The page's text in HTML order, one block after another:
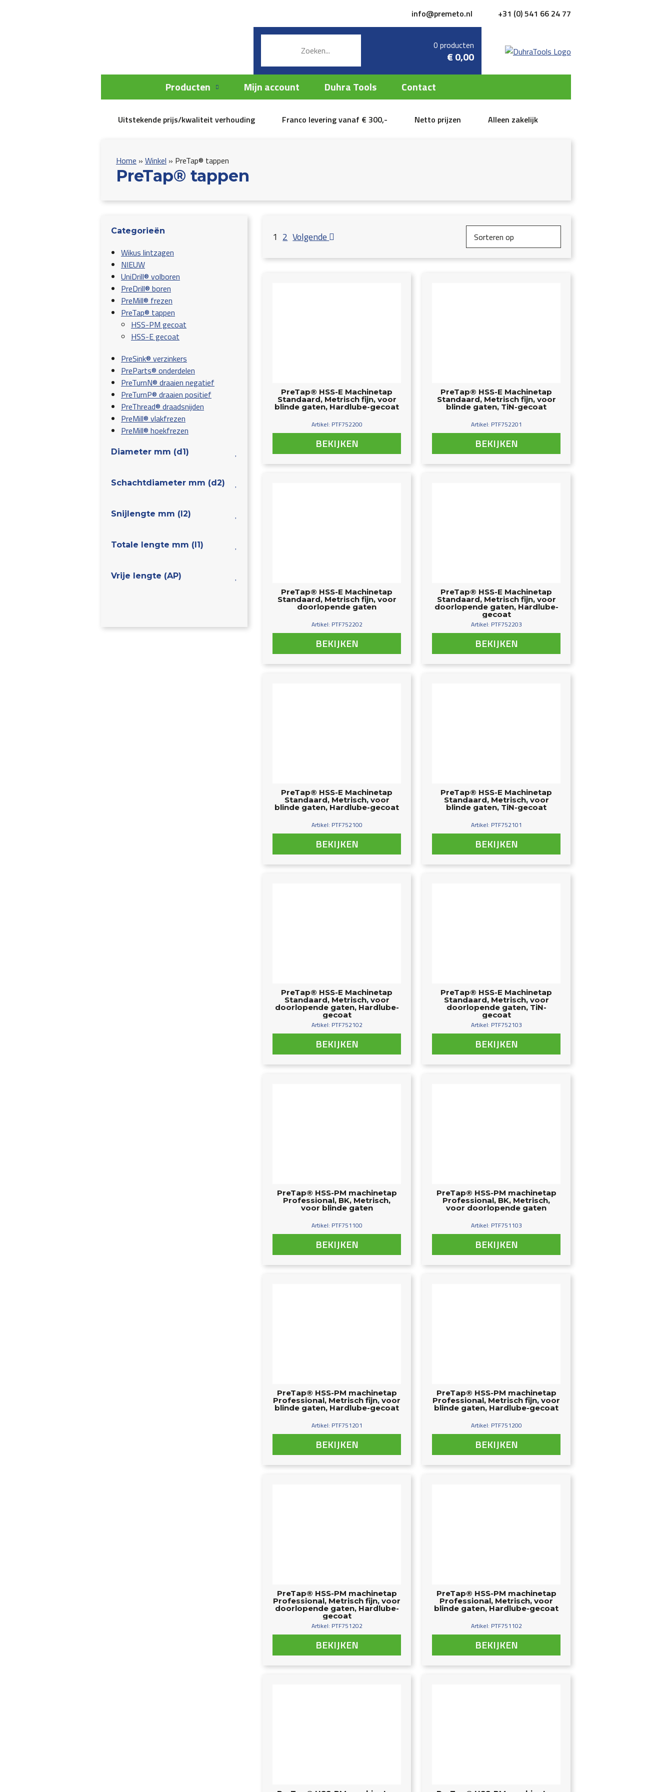
info@premeto.nl +31 (0) 541 66 24 77
0 producten
€0,00
Producten
Mijn account Duhra Tools Contact
Uitstekende prijs/kwaliteit verhouding Franco levering vanaf € 300,- Netto prijzen Alleen zakelijk
Home » Winkel » PreTap® tappen
PreTap® tappen
Categorieën
Wikus lintzagen
NIEUW
UniDrill® volboren
PreDrill® boren
PreMill® frezen
PreTap® tappen
HSS-PM gecoat
HSS-E gecoat
PreSink® verzinkers
PreParts® onderdelen
PreTurnN® draaien negatief
PreTurnP® draaien positief
PreThread® draadsnijden
PreMill® vlakfrezen
PreMill® hoekfrezen
Diameter mm (d1)
Schachtdiameter mm (d2)
Snijlengte mm (l2)
Totale lengte mm (l1)
Vrije lengte (AP)
1 2 Volgende
PreTap® HSS-E Machinetap
Standaard, Metrisch fijn, voor
blinde gaten, Hardlube-gecoat
Artikel: PTF752200
BEKIJKEN
PreTap® HSS-E Machinetap
Standaard, Metrisch fijn, voor
blinde gaten, TiN-gecoat
Artikel: PTF752201
BEKIJKEN
PreTap® HSS-E Machinetap
Standaard, Metrisch fijn, voor
doorlopende gaten
Artikel: PTF752202
BEKIJKEN
PreTap® HSS-E Machinetap
Standaard, Metrisch fijn, voor
doorlopende gaten, Hardlube-
gecoat
Artikel: PTF752203
BEKIJKEN
PreTap® HSS-E Machinetap
Standaard, Metrisch, voor
blinde gaten, Hardlube-gecoat
Artikel: PTF752100
BEKIJKEN
PreTap® HSS-E Machinetap
Standaard, Metrisch, voor
blinde gaten, TiN-gecoat
Artikel: PTF752101
BEKIJKEN
PreTap® HSS-E Machinetap
Standaard, Metrisch, voor
doorlopende gaten, Hardlube-
gecoat
Artikel: PTF752102
BEKIJKEN
PreTap® HSS-E Machinetap
Standaard, Metrisch, voor
doorlopende gaten, TiN-
gecoat
Artikel: PTF752103
BEKIJKEN
PreTap® HSS-PM machinetap
Professional, BK, Metrisch,
voor blinde gaten
Artikel: PTF751100
BEKIJKEN
PreTap® HSS-PM machinetap
Professional, BK, Metrisch,
voor doorlopende gaten
Artikel: PTF751103
BEKIJKEN
PreTap® HSS-PM machinetap
Professional, Metrisch fijn, voor
blinde gaten, Hardlube-gecoat
Artikel: PTF751201
BEKIJKEN
PreTap® HSS-PM machinetap
Professional, Metrisch fijn, voor
blinde gaten, Hardlube-gecoat
Artikel: PTF751200
BEKIJKEN
PreTap® HSS-PM machinetap
Professional, Metrisch fijn, voor
doorlopende gaten, Hardlube-
gecoat
Artikel: PTF751202
BEKIJKEN
PreTap® HSS-PM machinetap
Professional, Metrisch, voor
blinde gaten, Hardlube-gecoat
Artikel: PTF751102
BEKIJKEN